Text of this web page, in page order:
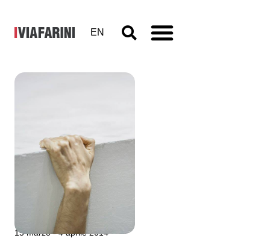
EN
Zeneli,
Unlikely
Collisions
15 marzo - 4 aprile 2014